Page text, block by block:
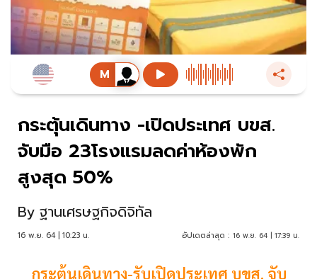
กระตุ้นเดินทาง -เปิดประเทศ บขส.
จับมือ 23โรงแรมลดค่าห้องพัก
สูงสุด 50%
By ฐานเศรษฐกิจดิจิทัล
16 พ.ย. 64 | 10:23 น. อัปเดตล่าสุด : 16 พ.ย. 64 | 17:39 น.
กระตุ้นเดินทาง-รับเปิดประเทศ บขส. จับ